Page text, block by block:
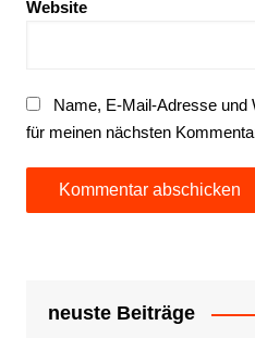
Website
Name, E-Mail-Adresse und
für meinen nächsten
neuste Beiträge